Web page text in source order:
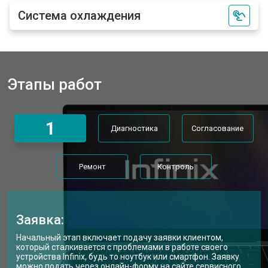
Ремонт петель ноутбука Infinix Заказать
Система охлаждения
Этапы работ
1 Диагностика Согласование
Ремонт Контроль
Заявка:
Начальный этап включает подачу заявки клиентом,
который сталкивается с проблемами в работе своего
устройства Infinix, будь то ноутбук или смартфон. Заявку